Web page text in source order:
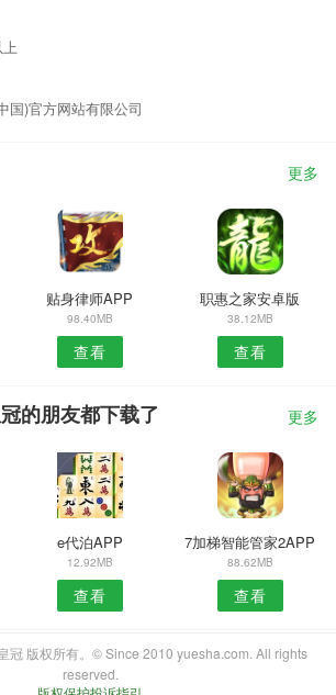
国)官方网站有限公司
更多
贴身律师APP
98.40MB
查看
职惠之家安卓版
38.12MB
查看
的朋友都下载了 更多
e代泊APP
12.92MB
查看
7加梯智能管家2APP
88.62MB
查看
冠 版权所有。© Since 2010 yuesha.com. All rights
reserved.